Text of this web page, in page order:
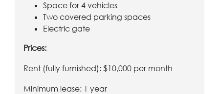
Space for 4 vehicles
Two covered parking spaces
Electric gate
Prices:
Rent (fully furnished): $10,000 per month
Minimum lease: 1 year